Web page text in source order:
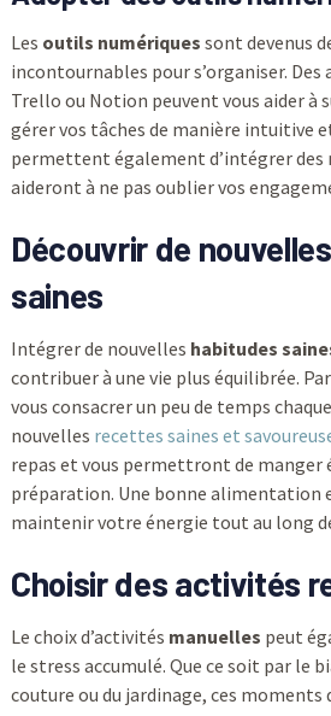
Les outils numériques sont devenus
incontournables pour s’organiser.
Trello ou Notion peuvent vous aider à
gérer vos tâches de manière intuitive
permettent également d’intégrer des
aideront à ne pas oublier vos
Découvrir de
saines
Intégrer de nouvelles habitudes
contribuer à une vie plus équilibrée.
vous consacrer un peu de temps
nouvelles recettes saines et
repas et vous permettront de manger
préparation. Une bonne alimentation
maintenir votre énergie tout au long
Choisir des activités
Le choix d’activités manuelles peut
le stress accumulé. Que ce soit par le
couture ou du jardinage, ces moments